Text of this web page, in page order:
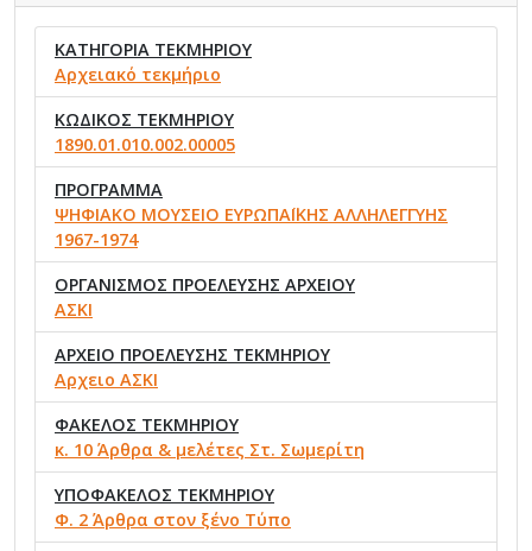
ΚΑΤΗΓΟΡΙΑ ΤΕΚΜΗΡΙΟΥ
Αρχειακό τεκμήριο
ΚΩΔΙΚΟΣ ΤΕΚΜΗΡΙΟΥ
1890.01.010.002.00005
ΠΡΟΓΡΑΜΜΑ
ΨΗΦΙΑΚΟ ΜΟΥΣΕΙΟ ΕΥΡΩΠΑΪΚΗΣ ΑΛΛΗΛΕΓΓΥΗΣ
1967-1974
ΟΡΓΑΝΙΣΜΟΣ ΠΡΟΕΛΕΥΣΗΣ ΑΡΧΕΙΟΥ
ΑΣΚΙ
ΑΡΧΕΙΟ ΠΡΟΕΛΕΥΣΗΣ ΤΕΚΜΗΡΙΟΥ
Αρχειο ΑΣΚΙ
ΦΑΚΕΛΟΣ ΤΕΚΜΗΡΙΟΥ
κ. 10 Άρθρα & μελέτες Στ. Σωμερίτη
ΥΠΟΦΑΚΕΛΟΣ ΤΕΚΜΗΡΙΟΥ
Φ. 2 Άρθρα στον ξένο Τύπο